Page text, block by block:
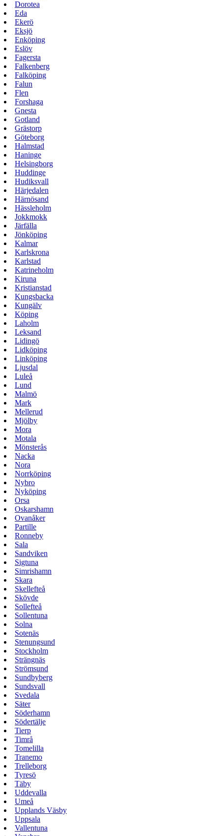
Dorotea
Eda
Ekerö
Eksjö
Enköping
Eslöv
Fagersta
Falkenberg
Falköping
Falun
Flen
Forshaga
Gnesta
Gotland
Grästorp
Göteborg
Halmstad
Haninge
Helsingborg
Huddinge
Hudiksvall
Härjedalen
Härnösand
Hässleholm
Jokkmokk
Järfälla
Jönköping
Kalmar
Karlskrona
Karlstad
Katrineholm
Kiruna
Kristianstad
Kungsbacka
Kungälv
Köping
Laholm
Leksand
Lidingö
Lidköping
Linköping
Ljusdal
Luleå
Lund
Malmö
Mark
Mellerud
Mjölby
Mora
Motala
Mönsterås
Nacka
Nora
Norrköping
Nybro
Nyköping
Orsa
Oskarshamn
Ovanåker
Partille
Ronneby
Sala
Sandviken
Sigtuna
Simrishamn
Skara
Skellefteå
Skövde
Sollefteå
Sollentuna
Solna
Sotenäs
Stenungsund
Stockholm
Strängnäs
Strömsund
Sundbyberg
Sundsvall
Svedala
Säter
Söderhamn
Södertälje
Tierp
Timrå
Tomelilla
Tranemo
Trelleborg
Tyresö
Täby
Uddevalla
Umeå
Upplands Väsby
Uppsala
Vallentuna